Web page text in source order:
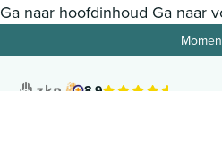
Ga naar hoofdinhoud Ga naar
8.9